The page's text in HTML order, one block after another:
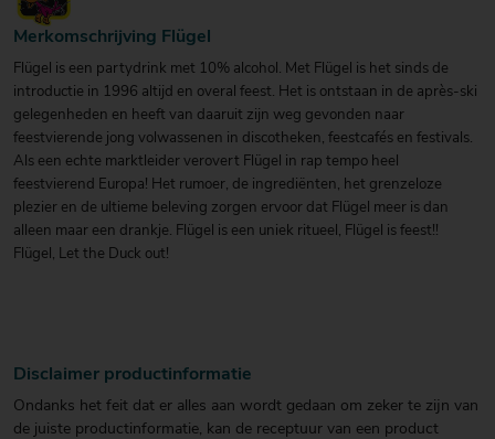
Merkomschrijving Flügel
Flügel is een partydrink met 10% alcohol. Met Flügel is het sinds de
introductie in 1996 altijd en overal feest. Het is ontstaan in de après-ski
gelegenheden en heeft van daaruit zijn weg gevonden naar
feestvierende jong volwassenen in discotheken, feestcafés en festivals.
Als een echte marktleider verovert Flügel in rap tempo heel
feestvierend Europa! Het rumoer, de ingrediënten, het grenzeloze
plezier en de ultieme beleving zorgen ervoor dat Flügel meer is dan
alleen maar een drankje. Flügel is een uniek ritueel, Flügel is feest!!
Flügel, Let the Duck out!
Disclaimer productinformatie
Ondanks het feit dat er alles aan wordt gedaan om zeker te zijn van
de juiste productinformatie, kan de receptuur van een product